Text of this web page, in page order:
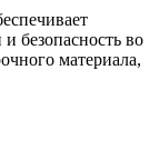
безопасность во
материала,